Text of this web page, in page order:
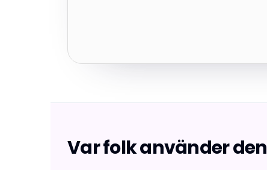
Var folk använder den